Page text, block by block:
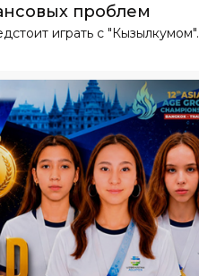
проблем
играть с "Кызылкумом".